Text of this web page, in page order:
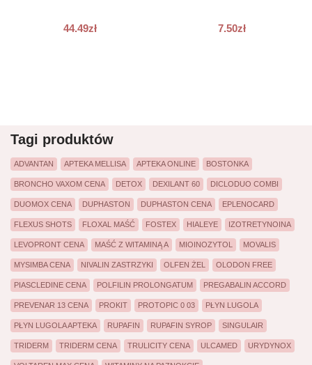
44.49zł 7.50zł
Tagi produktów
ADVANTAN APTEKA MELLISA APTEKA ONLINE BOSTONKA
BRONCHO VAXOM CENA DETOX DEXILANT 60 DICLODUO COMBI
DUOMOX CENA DUPHASTON DUPHASTON CENA EPLENOCARD
FLEXUS SHOTS FLOXAL MAŚĆ FOSTEX HIALEYE IZOTRETYNOINA
LEVOPRONT CENA MAŚĆ Z WITAMINĄ A MIOINOZYTOL MOVALIS
MYSIMBA CENA NIVALIN ZASTRZYKI OLFEN ŻEL OLODON FREE
PIASCLEDINE CENA POLFILIN PROLONGATUM PREGABALIN ACCORD
PREVENAR 13 CENA PROKIT PROTOPIC 0 03 PŁYN LUGOLA
PŁYN LUGOLA APTEKA RUPAFIN RUPAFIN SYROP SINGULAIR
TRIDERM TRIDERM CENA TRULICITY CENA ULCAMED URYDYNOX